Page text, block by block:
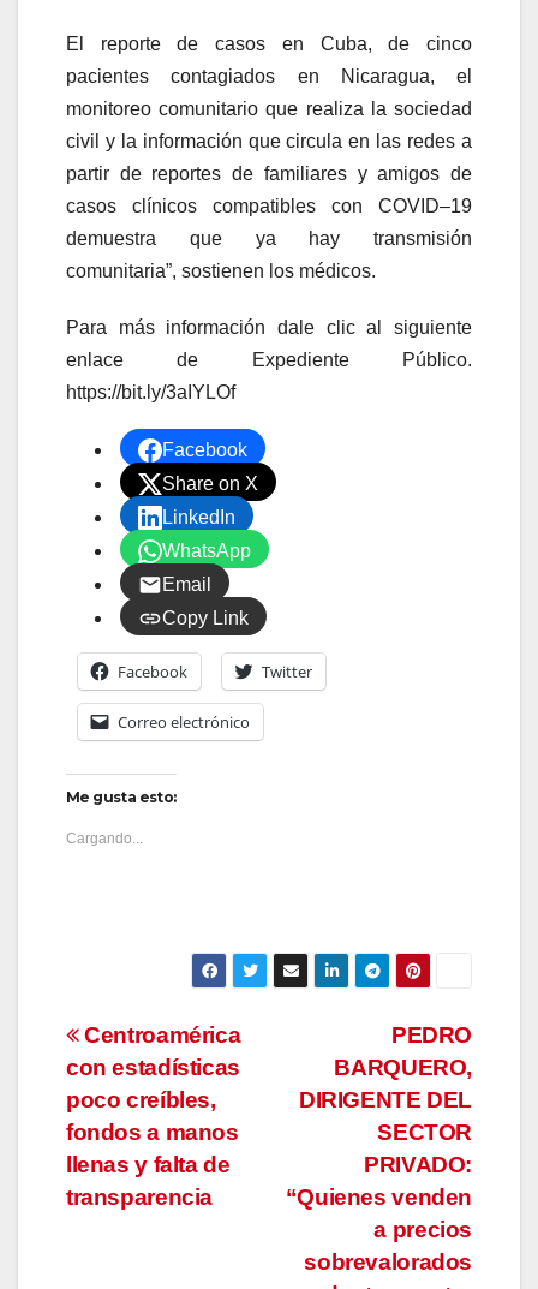
El reporte de casos en Cuba, de cinco
pacientes contagiados en Nicaragua, el
monitoreo comunitario que realiza la sociedad
civil y la información que circula en las redes a
partir de reportes de familiares y amigos de
casos clínicos compatibles con COVID–19
demuestra que ya hay transmisión
comunitaria”, sostienen los médicos.
Para más información dale clic al siguiente
enlace de Expediente Público.
https://bit.ly/3aIYLOf
Facebook
Share on X
LinkedIn
WhatsApp
Email
Copy Link
Facebook Twitter
Correo electrónico
Me gusta esto:
Cargando...
Navegación
de
entradas
PEDRO
BARQUERO,
DIRIGENTE DEL
SECTOR
PRIVADO:
“Quienes venden
a precios
sobrevalorados
Centroamérica
con estadísticas
poco creíbles,
fondos a manos
llenas y falta de
transparencia